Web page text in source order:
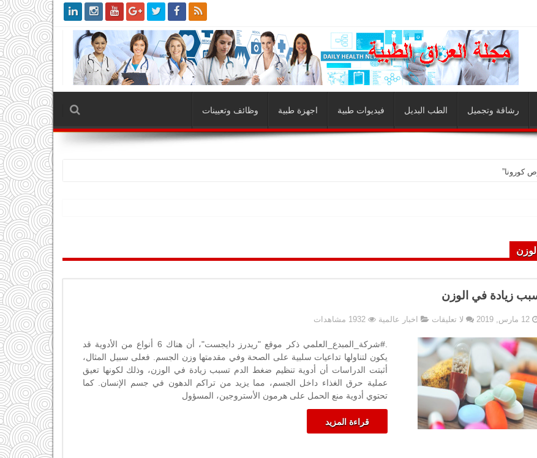
رشاقة وتجميل الطب البديل فيديوات طبية اجهزة طبية وظائف وتعيينات
كورونا”
زيادة في الوزن
12 مارس, 2019 لا تعليقات اخبار عالمية 1932 مشاهدات
.#شركة_المبدع_العلمي ذكر موقع "ريدرز دايجست"، أن هناك 6 أنواع من الأدوية قد
يكون لتناولها تداعيات سلبية على الصحة وفي مقدمتها وزن الجسم. فعلى سبيل المثال،
أثبتت الدراسات أن أدوية تنظيم ضغط الدم تسبب زيادة في الوزن، وذلك لكونها تعيق
عملية حرق الغذاء داخل الجسم، مما يزيد من تراكم الدهون في جسم الإنسان. كما
تحتوي أدوية منع الحمل على هرمون الأستروجين، المسؤول
قراءة المزيد